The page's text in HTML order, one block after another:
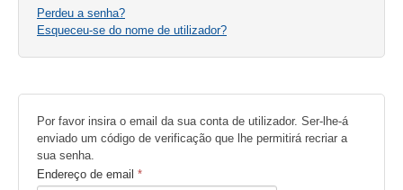
Perdeu a senha?
Esqueceu-se do nome de utilizador?
Por favor insira o email da sua conta de utilizador. Ser-lhe-á
enviado um código de verificação que lhe permitirá recriar a
sua senha.
Endereço de email *